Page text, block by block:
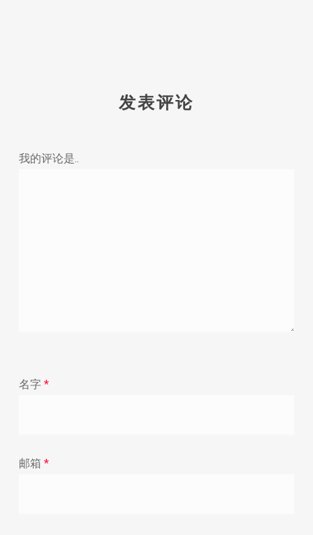
发表评论
我的评论是..
名字 *
邮箱 *